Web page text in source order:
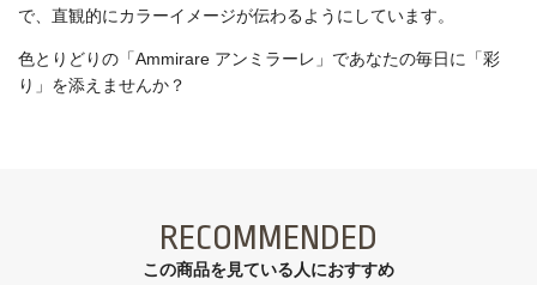
で、直観的にカラーイメージが伝わるようにしています。
色とりどりの「Ammirare アンミラーレ」であなたの毎日に「彩
り」を添えませんか？
RECOMMENDED
この商品を見ている⼈におすすめ